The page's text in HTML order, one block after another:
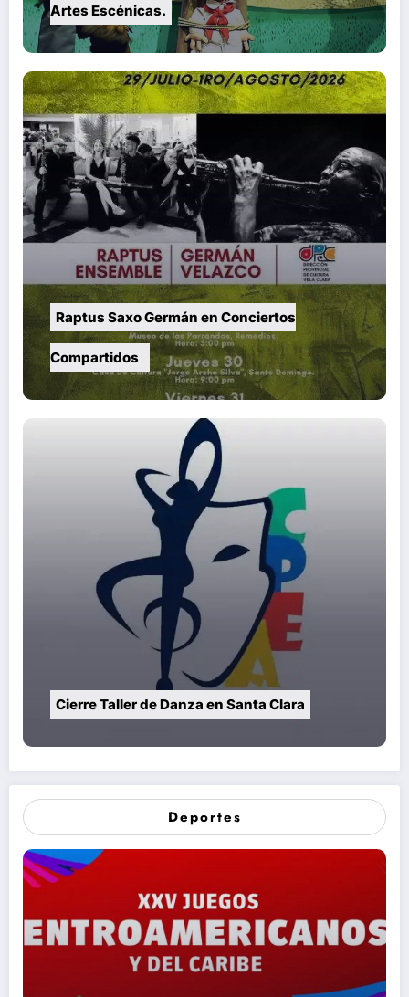
Artes Escénicas.
Raptus Saxo Germán en Conciertos
Cierre Taller de Danza en Santa Clara
Deportes